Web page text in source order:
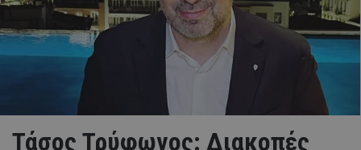
Τάσος Τρύφωνος: Διακοπές